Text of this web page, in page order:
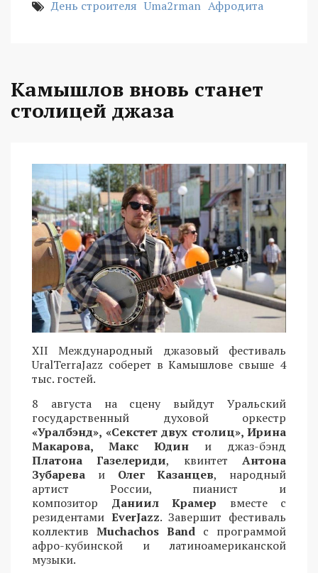
День строителя Uma2rman Афродита
Камышлов вновь станет
столицей джаза
XII Международный джазовый фестиваль
UralTerraJazz соберет в Камышлове свыше 4
тыс. гостей.
8 августа на сцену выйдут Уральский
государственный духовой оркестр
«Уралбэнд», «Секстет двух столиц», Ирина
Макарова, Макс Юдин и джаз-бэнд
Платона Газелериди, квинтетАнтона
Зубарева и Олег Казанцев, народный
артист России, пианист и
композитор Даниил Крамер вместе с
резидентами EverJazz. Завершит фестиваль
коллектив Muchachos Band с программой
афро-кубинской и латиноамериканской
музыки.